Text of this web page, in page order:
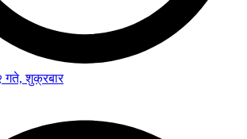
गते, शुक्रबार